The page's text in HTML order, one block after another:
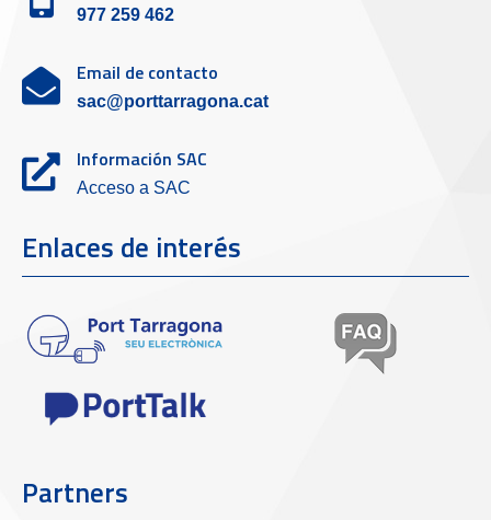
977 259 462
Email de contacto
sac@porttarragona.cat
Información SAC
Acceso a SAC
Enlaces de interés
Partners